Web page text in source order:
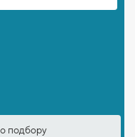
подбору